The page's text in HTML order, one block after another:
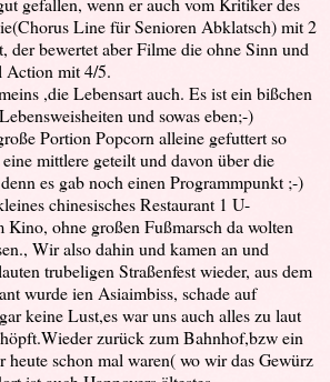
Line für Senioren Abklatsch) mit 2
der bewertet aber Filme die ohne Sinn und
Action mit 4/5.
,die Lebensart auch. Es ist ein bißchen
und sowas eben;-)
Portion Popcorn alleine gefuttert so
mittlere geteilt und davon über die
es gab noch einen Programmpunkt ;-)
chinesisches Restaurant 1 U-
Kino, ohne großen Fußmarsch da wolten
Wir also dahin und kamen an und
trubeligen Straßenfest wieder, aus dem
wurde ien Asiaimbiss, schade auf
keine Lust,es war uns auch alles zu laut
zurück zum Bahnhof,bzw ein
heute schon mal waren( wo wir das Gewürz